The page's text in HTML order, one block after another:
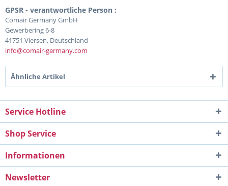
GPSR - verantwortliche Person :
Comair Germany GmbH
Gewerbering 6-8
41751 Viersen, Deutschland
info@comair-germany.com
Ähnliche Artikel
Service Hotline
Shop Service
Informationen
Newsletter